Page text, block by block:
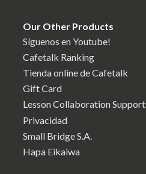
Our Other Products
Síguenos en Youtube!
Cafetalk Ranking
Tienda online de Cafetalk
Gift Card
Lesson Collaboration Support
Privacidad
Small Bridge S.A.
Hapa Eikaiwa